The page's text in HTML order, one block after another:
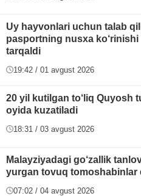
Uy hayvonlari uchun talab
pasportning nusxa
tarqaldi
19:42 / 01 avgust 2026
20 yil kutilgan to‘liq Quyosh
oyida kuzatiladi
18:31 / 03 avgust 2026
Malayziyadagi go‘zallik
yurgan tovuq tomoshabinlar
07:02 / 04 avgust 2026